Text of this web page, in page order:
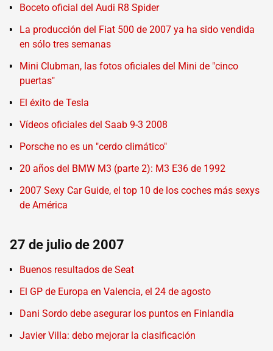
Boceto oficial del Audi R8 Spider
La producción del Fiat 500 de 2007 ya ha sido vendida
en sólo tres semanas
Mini Clubman, las fotos oficiales del Mini de "cinco
puertas"
El éxito de Tesla
Vídeos oficiales del Saab 9-3 2008
Porsche no es un "cerdo climático"
20 años del BMW M3 (parte 2): M3 E36 de 1992
2007 Sexy Car Guide, el top 10 de los coches más sexys
de América
27 de julio de 2007
Buenos resultados de Seat
El GP de Europa en Valencia, el 24 de agosto
Dani Sordo debe asegurar los puntos en Finlandia
Javier Villa: debo mejorar la clasificación